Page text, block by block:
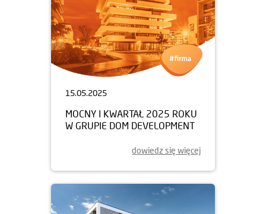
15.05.2025
MOCNY I KWARTAŁ 2025 ROKU
W GRUPIE DOM DEVELOPMENT
dowiedz się więcej